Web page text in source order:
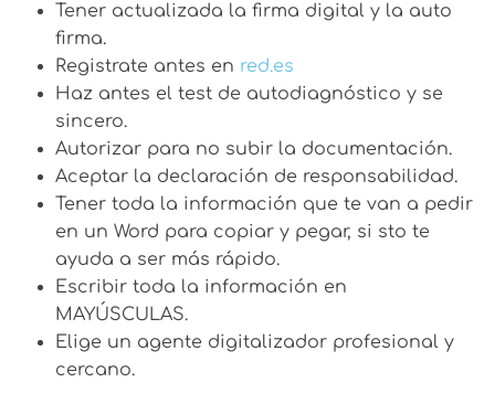
Tener actualizada la firma digital y la auto
firma.
Registrate antes en red.es
Haz antes el test de autodiagnóstico y se
sincero.
Autorizar para no subir la documentación.
Aceptar la declaración de responsabilidad.
Tener toda la información que te van a pedir
en un Word para copiar y pegar, si sto te
ayuda a ser más rápido.
Escribir toda la información en
MAYÚSCULAS.
Elige un agente digitalizador profesional y
cercano.